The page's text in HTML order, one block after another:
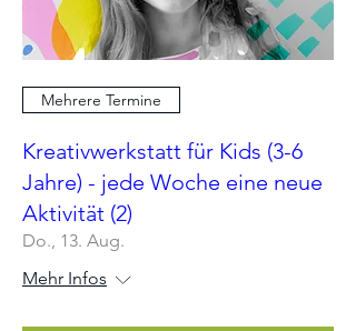
Mehrere Termine
Kreativwerkstatt für Kids (3-6
Jahre) - jede Woche eine neue
Aktivität (2)
Do., 13. Aug.
Mehr Infos